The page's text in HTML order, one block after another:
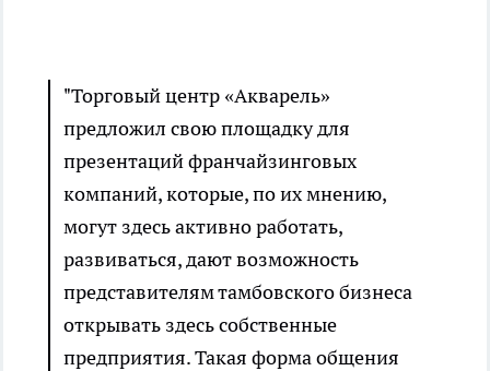
"Торговый центр «Акварель»
предложил свою площадку для
презентаций франчайзинговых
компаний, которые, по их мнению,
могут здесь активно работать,
развиваться, дают возможность
представителям тамбовского бизнеса
открывать здесь собственные
предприятия. Такая форма общения